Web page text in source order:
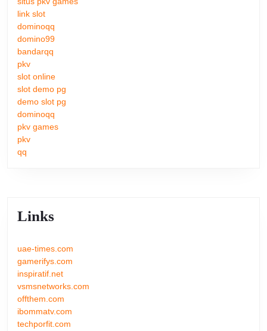
link slot
dominoqq
domino99
bandarqq
pkv
slot online
slot demo pg
demo slot pg
dominoqq
pkv games
pkv
qq
Links
uae-times.com
gamerifys.com
inspiratif.net
vsmsnetworks.com
offthem.com
ibommatv.com
techporfit.com